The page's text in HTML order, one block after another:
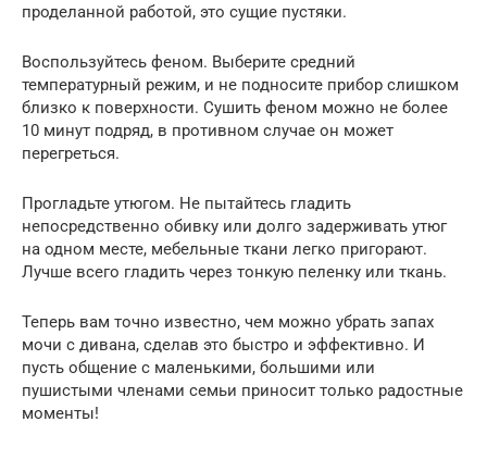
проделанной работой, это сущие пустяки.
Воспользуйтесь феном. Выберите средний
температурный режим, и не подносите прибор слишком
близко к поверхности. Сушить феном можно не более
10 минут подряд, в противном случае он может
перегреться.
Прогладьте утюгом. Не пытайтесь гладить
непосредственно обивку или долго задерживать утюг
на одном месте, мебельные ткани легко пригорают.
Лучше всего гладить через тонкую пеленку или ткань.
Теперь вам точно известно, чем можно убрать запах
мочи с дивана, сделав это быстро и эффективно. И
пусть общение с маленькими, большими или
пушистыми членами семьи приносит только радостные
моменты!